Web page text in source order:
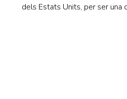
dels Estats Units, per ser una